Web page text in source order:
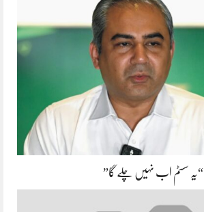
“یہ سسٹم اب نہیں چلے گا”